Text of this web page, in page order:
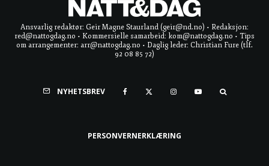
Ansvarlig redaktør: Geir Magne Staurland (geir@nd.no) • Redaksjon:
red@nattogdag.no • Kommersielle samarbeid: kom@nattogdag.no • Tips
om arrangementer: arr@nattogdag.no • Daglig leder: Christian Fure (tlf.
92 08 85 72)
NYHETSBREV
PERSONVERNERKLÆRING